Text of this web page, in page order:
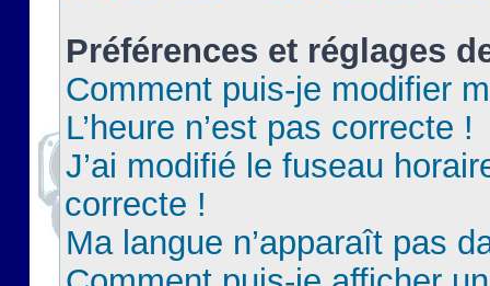
Préférences et réglages
Comment puis-je modifier
L’heure n’est pas correcte !
J’ai modifié le fuseau
correcte !
Ma langue n’apparaît pas